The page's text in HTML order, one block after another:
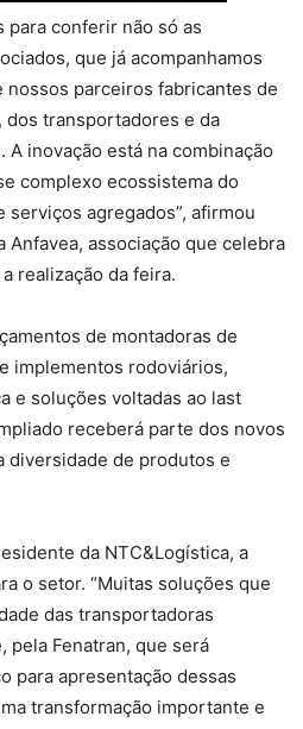
para conferir não só as
que já acompanhamos
nossos parceiros fabricantes de
transportadores e da
inovação está na combinação
complexo ecossistema do
agregados”, afirmou
Anfavea, associação que celebra
realização da feira.
de montadoras de
implementos rodoviários,
e soluções voltadas ao last
receberá parte dos novos
diversidade de produtos e
da NTC&Logística, a
o setor. “Muitas soluções que
das transportadoras
pela Fenatran, que será
para apresentação dessas
transformação importante e